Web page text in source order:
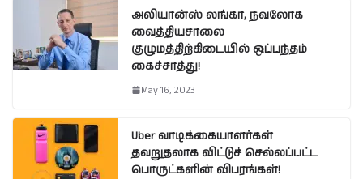
அலியான்ஸ் லங்கா, நவலோக
வைத்தியசாலை
குழுமத்திற்கிடையில் ஒப்பந்தம்
கைச்சாத்து!
May 16, 2023
Uber வாடிக்கையாளர்கள்
தவறுதலாக விட்டுச் செல்லப்பட்ட
பொருட்களின் விபரங்கள்!